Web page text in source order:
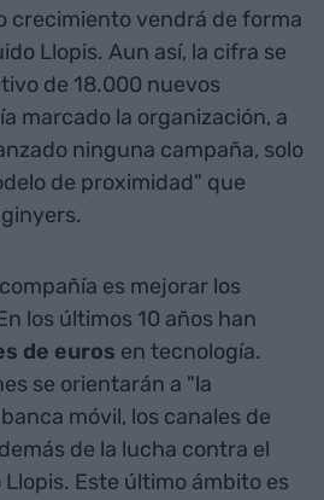
crecimiento vendrá de forma
Llopis. Aun así, la cifra se
de 18.000 nuevos
marcado la organización, a
ninguna campaña, solo
de proximidad" que
es mejorar los
los últimos 10 años han
de euros en tecnología.
se orientarán a "la
móvil, los canales de
de la lucha contra el
Este último ámbito es